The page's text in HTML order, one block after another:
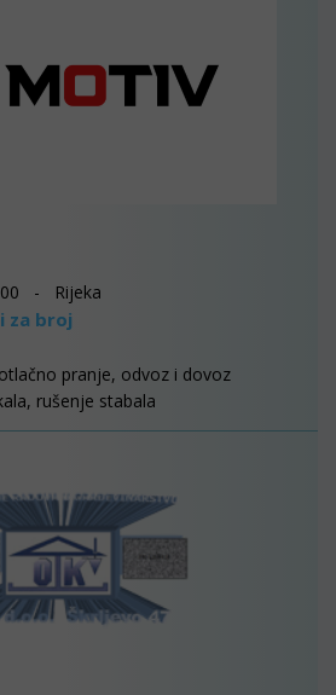
- Rijeka
za broj
pranje, odvoz i dovoz
rušenje stabala